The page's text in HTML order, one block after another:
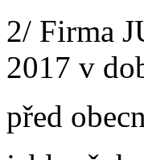
2/ Firma
2017 v
před